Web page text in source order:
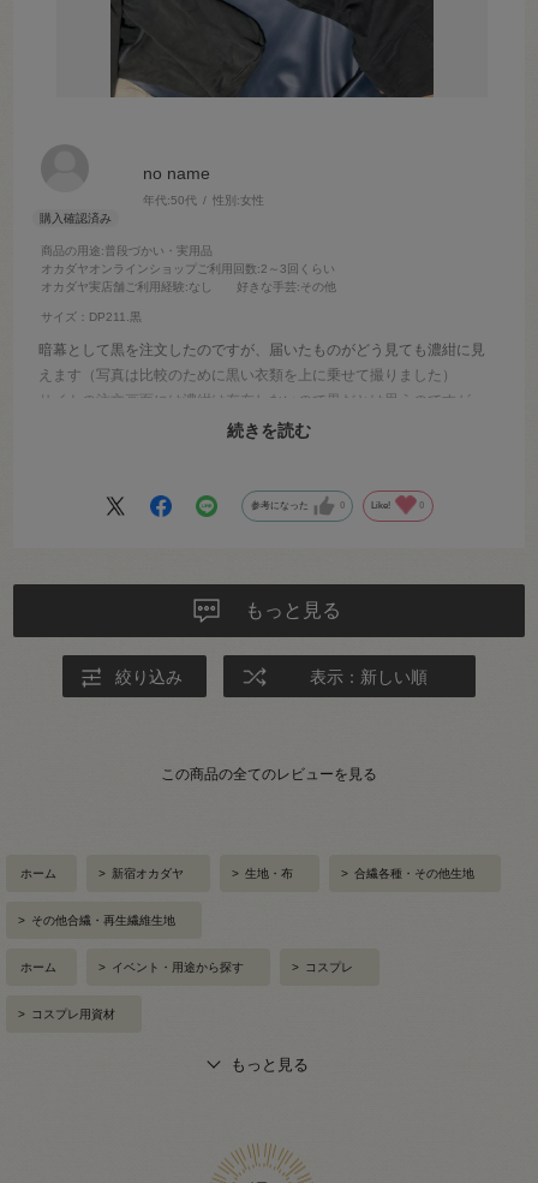
no name
年代:50代 性別:女性
商品の用途:普段づかい・実用品
オカダヤオンラインショップご利用回数:2～3回くらい
オカダヤ実店舗ご利用経験:なし 好きな手芸:その他
サイズ：DP211.黒
暗幕として黒を注文したのですが、届いたものがどう見ても濃紺に見
えます（写真は比較のために黒い衣類を上に乗せて撮りました）
サイトの注文画面には濃紺は存在しないので黒だとは思うのですが、
梱包時の手違いという事はないでしょうか？
続きを読む
参考になった 0 Like! 0
もっと見る
絞り込み 表示：新しい順
この商品の全てのレビューを見る
ホーム > 新宿オカダヤ > 生地・布 > 合繊各種・その他生地
> その他合繊・再生繊維生地
ホーム > イベント・用途から探す > コスプレ
> コスプレ用資材
もっと見る